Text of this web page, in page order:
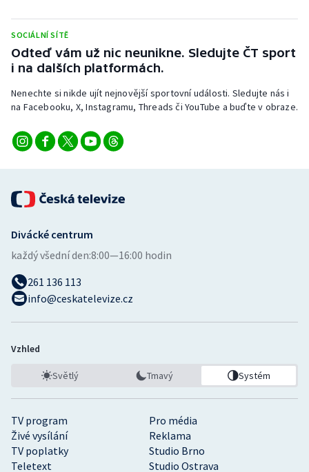
SOCIÁLNÍ SÍTĚ
Odteď vám už nic neunikne. Sledujte ČT sport
i na dalších platformách.
Nenechte si nikde ujít nejnovější sportovní události. Sledujte nás i
na Facebooku, X, Instagramu, Threads či YouTube a buďte v obraze.
TV program
Pro média
Živé vysílání
Reklama
TV poplatky
Studio Brno
Teletext
Studio Ostrava
Divácké centrum
každý všední den:8:00—16:00 hodin
261 136 113
info@ceskatelevize.cz
Vzhled
Světlý Tmavý Systém